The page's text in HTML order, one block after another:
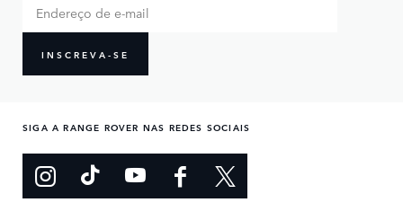
INSCREVA-SE
SIGA A RANGE ROVER NAS REDES SOCIAIS